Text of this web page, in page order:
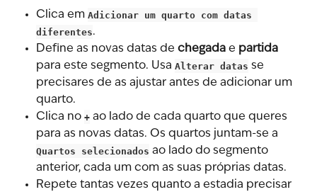
Clica em Adicionar um quarto com datas
diferentes.
Define as novas datas de chegada e partida
para este segmento. Usa Alterar datas se
precisares de as ajustar antes de adicionar um
quarto.
Clica no + ao lado de cada quarto que queres
para as novas datas. Os quartos juntam-se a
Quartos selecionados ao lado do segmento
anterior, cada um com as suas próprias datas.
Repete tantas vezes quanto a estadia precisar